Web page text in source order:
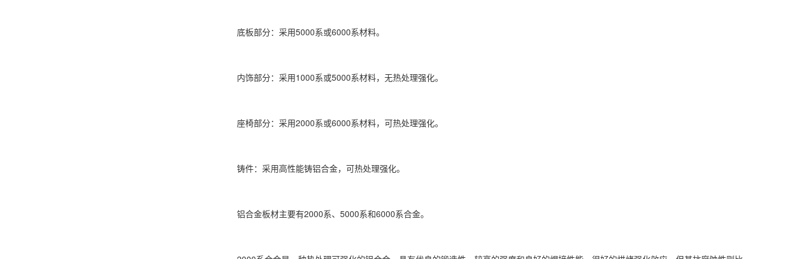
底板部分：采用5000系或6000系材料。
内饰部分：采用1000系或5000系材料，无热处理强化。
座椅部分：采用2000系或6000系材料，可热处理强化。
铸件：采用高性能铸铝合金，可热处理强化。
铝合金板材主要有2000系、5000系和6000系合金。